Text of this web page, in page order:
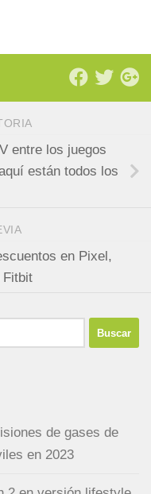
entre los juegos
están todos los
en Pixel,
Fitbit
de gases de
en 2023